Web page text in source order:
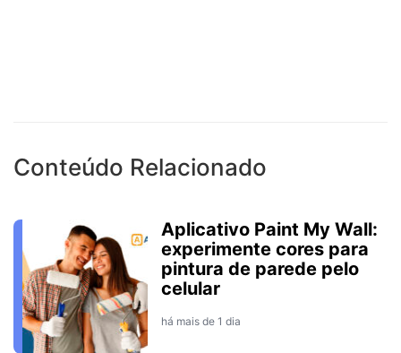
Conteúdo Relacionado
Aplicativo Paint My Wall:
experimente cores para
pintura de parede pelo
celular
há mais de 1 dia